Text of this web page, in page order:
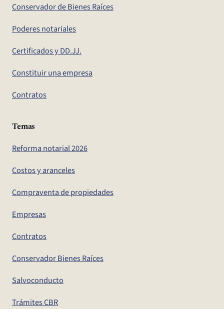
Conservador de Bienes Raíces
Poderes notariales
Certificados y DD.JJ.
Constituir una empresa
Contratos
Temas
Reforma notarial 2026
Costos y aranceles
Compraventa de propiedades
Empresas
Contratos
Conservador Bienes Raíces
Salvoconducto
Trámites CBR